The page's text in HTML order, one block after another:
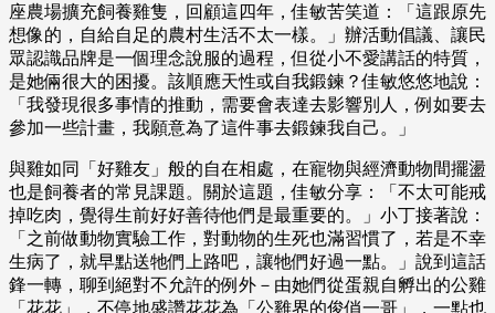
座農場擴充飼養雞隻，回顧這四年，佳敏苦笑道：「這跟原先
想像的，自給自足的農村生活不太一樣。」辦活動倡議、讓民
眾認識品牌是一個理念說服的過程，但從小不愛講話的特質，
是她倆很大的困擾。該順應天性或自我鍛鍊？佳敏悠悠地說：
「我發現很多事情的推動，需要會表達去影響別人，例如要去
參加一些計畫，我願意為了這件事去鍛鍊我自己。」
與雞如同「好雞友」般的自在相處，在寵物與經濟動物間擺盪
也是飼養者的常見課題。關於這題，佳敏分享：「不太可能戒
掉吃肉，覺得生前好好善待他們是最重要的。」小丁接著說：
「之前做動物實驗工作，對動物的生死也滿習慣了，若是不幸
生病了，就早點送牠們上路吧，讓牠們好過一點。」說到這話
鋒一轉，聊到絕對不允許的例外－由她們從蛋親自孵出的公雞
「花花」，不停地盛讚花花為「公雞界的俊俏一哥」，一點也